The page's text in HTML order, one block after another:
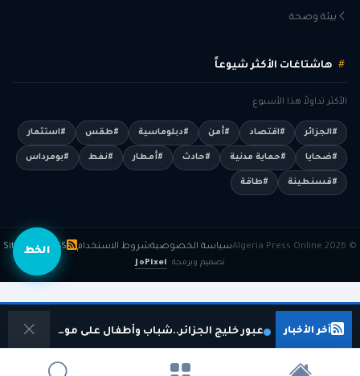
آخر الأخبار عبور خليج الجزائر..شباب وأطفال على موعد مع تحد رياضي مميز
الخط
بيئة وصحة
هاشتاغات الأكثر شيوعاً
الأكثر تداولاً هذا الأسبوع
#الجزائر #اقتصاد #أمن #دبلوماسية #طقس #استثمار
#ضحايا #حماية مدنية #حادث #أمطار #نفط #بومرداس
#قسنطينة #طاقة
© 2026 Algeria Press Online سياسة الخصوصيةشروط الاستخدام RSS
Sitemap
تصميم وبرمجة JoPixel